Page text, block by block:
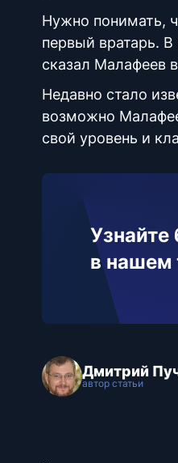
Нужно понимать,
первый вратарь.
сказал Малафеев
Недавно стало
возможно
свой уровень и
Узнайте
в нашем
Дмитрий
автор статьи